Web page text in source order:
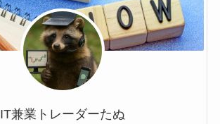
IT兼業トレーダーたぬ